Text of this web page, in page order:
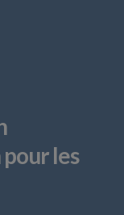
les